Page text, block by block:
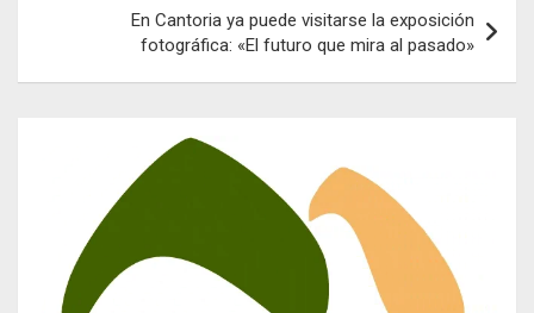
En Cantoria ya puede visitarse la exposición
fotográfica: «El futuro que mira al pasado»